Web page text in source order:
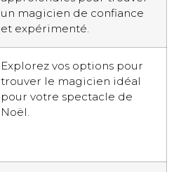
un magicien de confiance
et expérimenté.
Explorez vos options pour
trouver le magicien idéal
pour votre spectacle de
Noël.